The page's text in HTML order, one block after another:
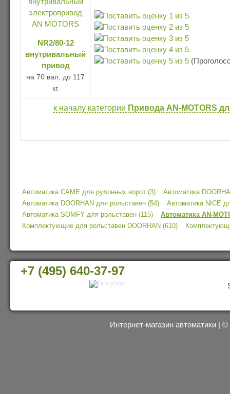
NR2/80-12
внутривальный
привод
на 70 вал, до 117
кг.
к началу категории Привода AN-MOTORS
Автоматика CAME для рулонных ворот (3)
Автоматика
Автоматика DOORHAN для рольставен (54)
Автоматика NICE
Автоматика SOMFY для рольставен (115)
Автоматика AN-
Комплектующие для рольставен DOORHAN (610)
+7 (495) 640-37-97
Интернет-магазин автоматики |